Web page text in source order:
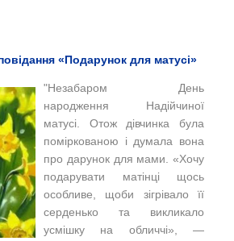
«Подарунок для матусі»
"Незабаром День
народження Надійчиної
матусі. Отож дівчинка була
поміркованою і думала вона
про дарунок для мами. «Хочу
подарувати матінці щось
особливе, щоби зігрівало її
серденько та викликало
усмішку на обличчі», —